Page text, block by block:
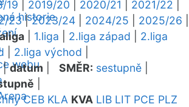
historie
webu
19
2019/20 2020/21 2021/22
23|2023/24 2024/25 2025/26
1.liga 2.liga západ
2.liga
2.liga východ
|datum SMĚR: sestupně
CEB KLA KVA LIB LIT PCE PLZ